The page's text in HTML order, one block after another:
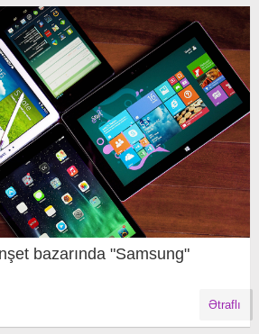
bazarında "Samsung"
Ətraflı